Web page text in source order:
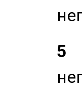
5